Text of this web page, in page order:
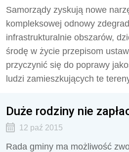
Samorządy zyskują nowe
kompleksowej odnowy
infrastrukturalnie obszarów,
środę w życie przepisom
przyczynić się do poprawy
ludzi zamieszkujących te
Duże rodziny nie
12 paź 2015
Rada gminy ma możliwość